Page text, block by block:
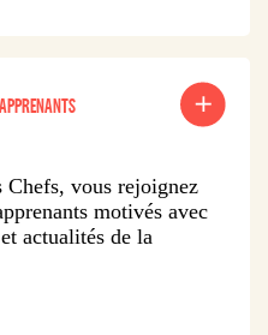
Chefs, vous rejoignez
motivés avec
actualités de la